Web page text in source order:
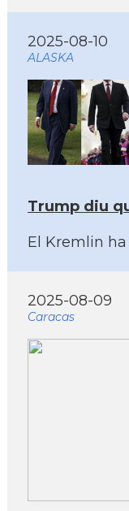
2025-08-10
ALASKA
Trump diu
El Kremlin
2025-08-09
Caracas